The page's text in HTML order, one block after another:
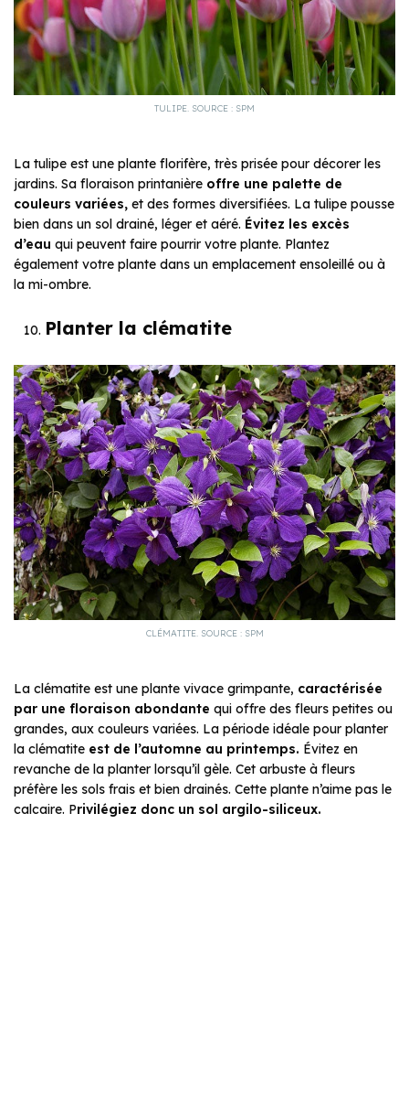
TULIPE. SOURCE : SPM
La tulipe est une plante florifère, très prisée pour décorer les
jardins. Sa floraison printanière offre une palette de
couleurs variées, et des formes diversifiées. La tulipe pousse
bien dans un sol drainé, léger et aéré. Évitez les excès
d’eau qui peuvent faire pourrir votre plante. Plantez
également votre plante dans un emplacement ensoleillé ou à
la mi-ombre.
Planter la clématite
CLÉMATITE. SOURCE : SPM
La clématite est une plante vivace grimpante, caractérisée
par une floraison abondante qui offre des fleurs petites ou
grandes, aux couleurs variées. La période idéale pour planter
la clématite est de l’automne au printemps. Évitez en
revanche de la planter lorsqu’il gèle. Cet arbuste à fleurs
préfère les sols frais et bien drainés. Cette plante n’aime pas le
calcaire. Privilégiez donc un sol argilo-siliceux.